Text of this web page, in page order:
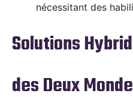
nécessitant des
Solutions
des Deux